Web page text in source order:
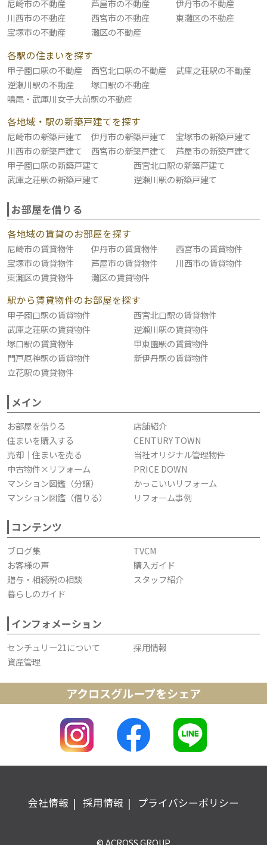
尼崎市の不動産 芦屋市の不動産
伊丹市の不動産
川西市の不動産
西宮市の不動産
東灘区の不動産
宝塚市の不動産
灘区の不動産
各駅の住まいを探す
甲子園口駅の不動産 西宮北口駅の不動産
武庫之荘駅の不動産
逆瀬川駅の不動産
塚口駅の不動産
鳴尾・武庫川女子大前駅の不動産
各地域・駅の新築戸建てを探す
尼崎市の新築戸建て 伊丹市の新築戸建て
宝塚市の新築戸建て
川西市の新築戸建て
西宮市の新築戸建て
芦屋市の新築戸建て
甲子園口駅の新築戸建て
西宮北口駅の新築戸建て
武庫之荘駅の新築戸建て
逆瀬川駅の新築戸建て
お部屋を借りる
各地域の賃貸のお部屋を探す
尼崎市の賃貸物件 伊丹市の賃貸物件
西宮市の賃貸物件
宝塚市の賃貸物件
芦屋市の賃貸物件
川西市の賃貸物件
東灘区の賃貸物件
灘区の賃貸物件
駅から賃貸物件のお部屋を探す
甲子園口駅の賃貸物件
西宮北口駅の賃貸物件
武庫之荘駅の賃貸物件
逆瀬川駅の賃貸物件
塚口駅の賃貸物件
甲東園駅の賃貸物件
門戸厄神駅の賃貸物件
新伊丹駅の賃貸物件
立花駅の賃貸物件
メイン
お部屋を借りる
店舗紹介
住まいを購入する
CENTURY TOWN
売却｜住まいを売る
当社オリジナル管理物件
中古物件×リフォーム
PRICE DOWN
マンション図鑑（分譲）
かっこいいリフォーム
マンション図鑑（借りる）
リフォーム事例
コンテンツ
ブログ集
TVCM
お客様の声
購入ガイド
贈与・相続税の相談
スタッフ紹介
暮らしのガイド
インフォメーション
センチュリー21について
採用情報
資産管理
アクロスグループをシェア
会社情報 採用情報 プライバシーポリシー
© ACROSS GROUP